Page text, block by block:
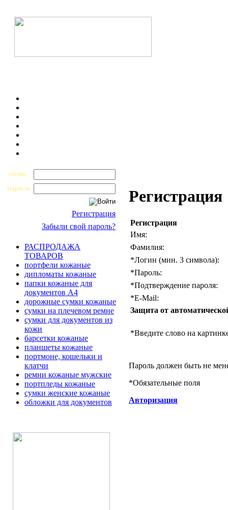
логин
пароль
Регистрация
Забыли свой пароль?
РАСПРОДАЖА
ТОВАРОВ
портфели кожаные
дипломаты кожаные
папки кожаные для
документов А4
дорожные сумки кожаные
сумки на плечевом ремне
сумки для документов из
кожи
барсетки кожаные
планшеты кожаные
портмоне, кошельки и
клатчи
ремни кожаные мужские
портпледы кожаные
сумки женские кожаные
обложки для документов
Регистрация
Регистрация
Имя:
Фамилия:
*Логин (мин. 3 символа):
*Пароль:
*Подтверждение пароля:
*E-Mail:
Защита от
*Введите слово на
Пароль должен быть не
*Обязательные поля
Авторизация